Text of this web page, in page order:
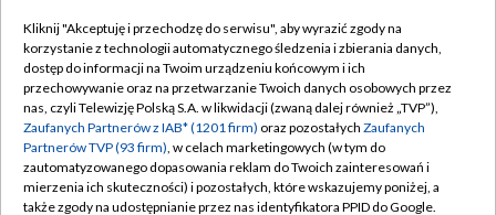
TVP
Abonament TVP
Emisja w TVP
Centrum informacji TVP
Naziemna Telewizja Cyfrowa
Regulamin TVP
Polityka prywatności
Moje zgody
Pomoc
Kliknij "Akceptuję i przechodzę do serwisu", aby wyrazić zgody na
korzystanie z technologii automatycznego śledzenia i zbierania danych,
dostęp do informacji na Twoim urządzeniu końcowym i ich
przechowywanie oraz na przetwarzanie Twoich danych osobowych przez
nas, czyli Telewizję Polską S.A. w likwidacji (zwaną dalej również „TVP”),
Zaufanych Partnerów z IAB* (1201 firm) oraz pozostałych Zaufanych
Partnerów TVP (93 firm), w celach marketingowych (w tym do
zautomatyzowanego dopasowania reklam do Twoich zainteresowań i
mierzenia ich skuteczności) i pozostałych, które wskazujemy poniżej, a
także zgody na udostępnianie przez nas identyfikatora PPID do Google.